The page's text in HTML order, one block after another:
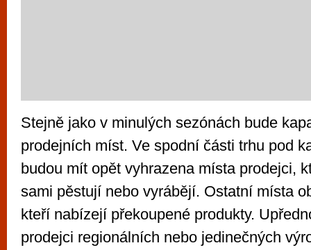
Stejně jako v minulých sezónách bude
prodejních míst. Ve spodní části trhu pod
budou mít opět vyhrazena místa prodejci,
sami pěstují nebo vyrábějí. Ostatní místa
kteří nabízejí překoupené produkty.
prodejci regionálních nebo jedinečných